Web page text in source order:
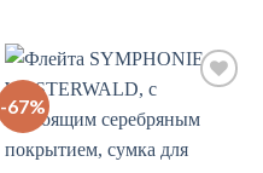
-67%
Auf
die
Wunschliste